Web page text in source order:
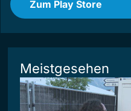
Zum Play Store
Meistgesehen